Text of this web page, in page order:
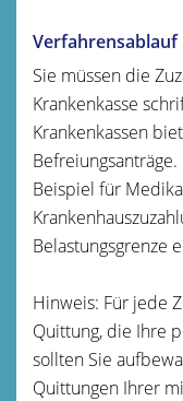
Verfahrensablauf
Sie müssen die
Krankenkasse
Krankenkassen
Beispiel für
Belastungsgrenze
Hinweis: Für jede
Quittung, die Ihre
sollten Sie
Quittungen Ihrer